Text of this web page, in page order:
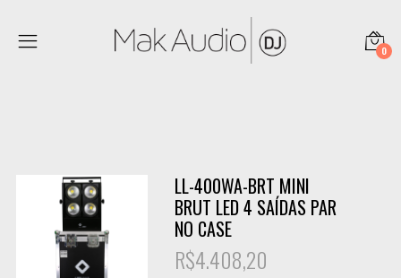
0
LL-400WA-BRT MINI
BRUT LED 4 SAÍDAS PAR
NO CASE
R$4.408,20